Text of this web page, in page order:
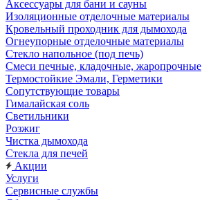
Аксессуары для бани и сауны
Изоляционные отделочные материалы
Кровельный проходник для дымохода
Огнеупорные отделочные материалы
Стекло напольное (под печь)
Смеси печные, кладочные, жаропрочные
Термостойкие Эмали, Герметики
Сопутствующие товары
Гималайская соль
Светильники
Розжиг
Чистка дымохода
Стекла для печей
Акции
Услуги
Сервисные службы